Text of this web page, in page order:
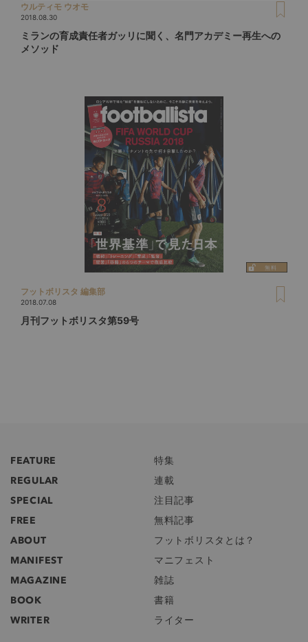
ウルティモ ウオモ
2018.08.30
ミランの育成責任者ガッリに聞く、名門アカデミー再生への
メソッド
フットボリスタ 編集部
2018.07.08
月刊フットボリスタ第59号
FEATURE
特集
REGULAR
連載
SPECIAL
注目記事
FREE
無料記事
ABOUT
フットボリスタとは？
MANIFEST
マニフェスト
MAGAZINE
雑誌
BOOK
書籍
WRITER
ライター